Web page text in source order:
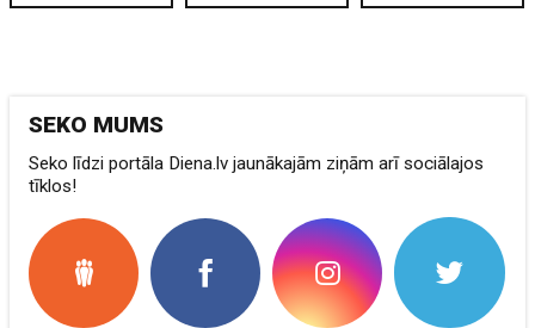
SEKO MUMS
Seko līdzi portāla Diena.lv jaunākajām ziņām arī sociālajos
tīklos!